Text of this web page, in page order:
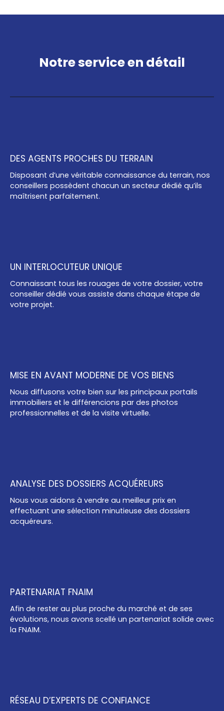
Notre service en détail
DES AGENTS PROCHES DU TERRAIN
Disposant d’une véritable connaissance du terrain, nos
conseillers possèdent chacun un secteur dédié qu’ils
maîtrisent parfaitement.
UN INTERLOCUTEUR UNIQUE
Connaissant tous les rouages de votre dossier, votre
conseiller dédié vous assiste dans chaque étape de
votre projet.
MISE EN AVANT MODERNE DE VOS BIENS
Nous diffusons votre bien sur les principaux portails
immobiliers et le différencions par des photos
professionnelles et de la visite virtuelle.
ANALYSE DES DOSSIERS ACQUÉREURS
Nous vous aidons à vendre au meilleur prix en
effectuant une sélection minutieuse des dossiers
acquéreurs.
PARTENARIAT FNAIM
Afin de rester au plus proche du marché et de ses
évolutions, nous avons scellé un partenariat solide avec
la FNAIM.
RÉSEAU D’EXPERTS DE CONFIANCE